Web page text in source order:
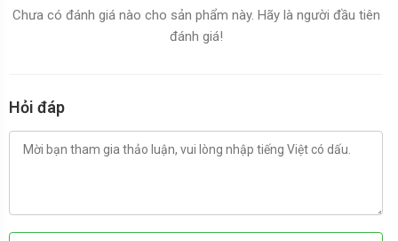
Chưa có đánh giá nào cho sản phẩm này. Hãy là người đầu tiên
đánh giá!
Hỏi đáp